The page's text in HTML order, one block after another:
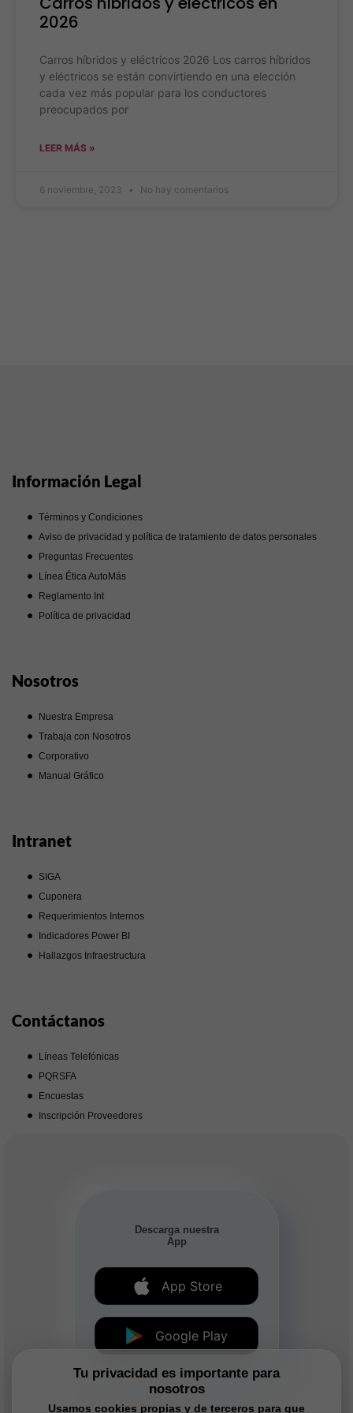
Tu privacidad es importante para
nosotros
Usamos cookies propias y de terceros para que
2026
Carros híbridos y eléctricos 2026 Los carros híbridos
y eléctricos se están convirtiendo en una elección
cada vez más popular para los conductores
preocupados por
LEER MÁS »
6 noviembre, 2023 No hay comentarios
Información Legal
Términos y Condiciones
Aviso de privacidad y política de tratamiento de datos personales
Preguntas Frecuentes
Línea Ética AutoMás
Reglamento Int
Política de privacidad
Nosotros
Nuestra Empresa
Trabaja con Nosotros
Corporativo
Manual Gráfico
Intranet
SIGA
Cuponera
Requerimientos Internos
Indicadores Power BI
Hallazgos Infraestructura
Contáctanos
Líneas Telefónicas
PQRSFA
Encuestas
Inscripción Proveedores
Descarga nuestra
App
App Store
Google Play